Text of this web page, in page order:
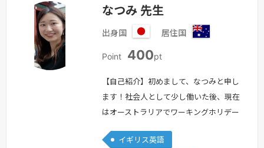
なつみ 先生
出身国
本
居住国
ト
ラ
リ
Point 400pt
【自己紹介】初めまして、なつみと申し
ます！社会人として少し働いた後、現在
はオーストラリアでワーキングホリデー
ために、オーストラリアの渡航を決めま
イギリス英語